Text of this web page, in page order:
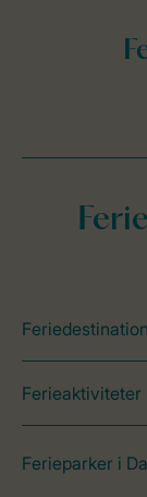
Feriedestination
Ferieaktiviteter
Ferieparker i